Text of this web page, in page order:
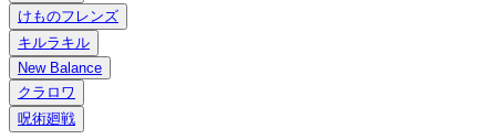
けものフレンズ
キルラキル
New Balance
クラロワ
呪術廻戦